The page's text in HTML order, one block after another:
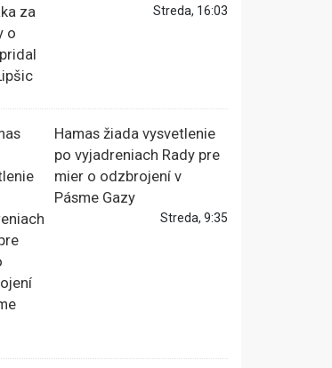
Streda, 16:03
Hamas žiada vysvetlenie
po vyjadreniach Rady pre
mier o odzbrojení v
Pásme Gazy
Streda, 9:35